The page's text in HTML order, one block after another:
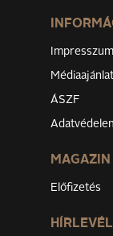
Impresszum
Médiaajánlat
ÁSZF
MAGAZIN
Előfizetés
HÍRLEVÉL